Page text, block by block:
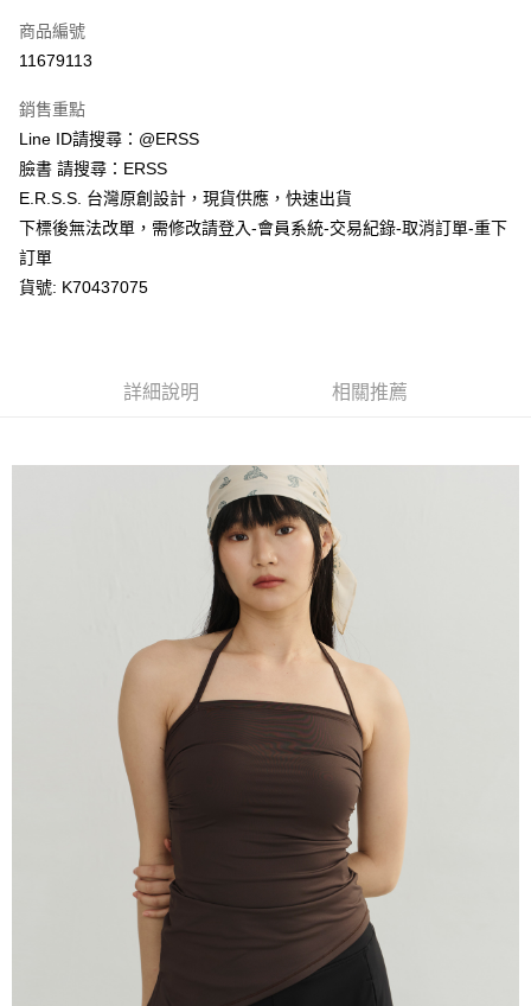
２．便利：只要手機號碼，簡訊認證，即可結帳。
３．安心：先確認商品／服務後，再付款。
【「AFTEE先享後付」結帳流程】
１．於結帳方式選擇「AFTEE先享後付」後，將跳轉至「AFTEE先享後付」
結帳頁面，進行簡訊認證並確認金額後，即可完成結帳。
２．訂單成立數日內，您將收到繳費通知簡訊。
ATM／網路銀行／等多元方式進行付款，方視為交易完成。
※ 請注意：結帳手續完成當下不需立刻繳費，但若您需要取消訂單，請聯絡
購買商品的店家。未經商家同意取消之訂單仍視為有效，需透過AFTEE先享
後付繳納相關費用。
※ 交易是否成功請以「AFTEE先享後付 」之結帳頁面顯示為準，若有關於
１．透過由恩沛科技股份有限公司提供之「AFTEE先享後付」服務完成之交
https://aftee.tw/terms/#terms3
３．未成年的使用者請事先徵得法定代理人或監護人之同意方可使用
「AFTEE先享後付」，若未經同意申辦者引起之損失，本公司不負相關責
４．使用「AFTEE先享後付」時，將依據個別帳號之用戶狀況，依本公司即
時審查核予不同之上限額度；若仍有額度不足之情形，本公司將視審查結果
５．嚴禁一人註冊多個帳號或使用他人資訊註冊。若發現惡意使用之情形，
恩沛科技股份有限公司將有權停止該用戶之使用額度並採取法律行動。
運送方式
全家取貨付款
付款後全家取貨
每筆NT$80，滿NT$1,200(含以上)免運費
每筆NT$80，滿NT$1,200(含以上)免運費
付款後萊爾富取貨
每筆NT$80，滿NT$1,200(含以上)免運費
每筆NT$80，滿NT$1,200(含以上)免運費
每筆NT$80，滿NT$1,200(含以上)免運費
商品編號
11679113
銷售重點
Line ID請搜尋：@ERSS
臉書 請搜尋：ERSS
E.R.S.S. 台灣原創設計，現貨供應，快速出貨
下標後無法改單，需修改請登入-會員系統-交易紀錄-取消訂單-重下
訂單
貨號: K70437075
詳細說明 相關推薦